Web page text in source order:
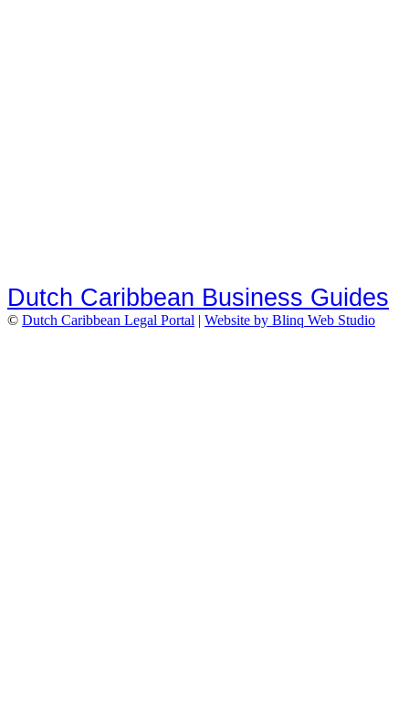
Dutch Caribbean Business Guides
© Dutch Caribbean Legal Portal | Website by Blinq Web Studio